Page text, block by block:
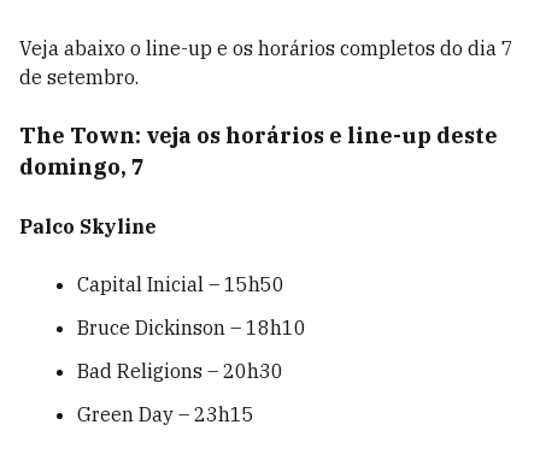
Veja abaixo o line-up e os horários completos do dia 7
de setembro.
The Town: veja os horários e line-up deste
domingo, 7
Palco Skyline
Capital Inicial – 15h50
Bruce Dickinson – 18h10
Bad Religions – 20h30
Green Day – 23h15